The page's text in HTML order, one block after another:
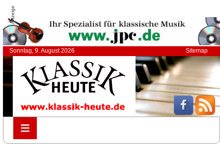
Anzeige
Sonntag, 9. August 2026 Sitemap
≡
≡